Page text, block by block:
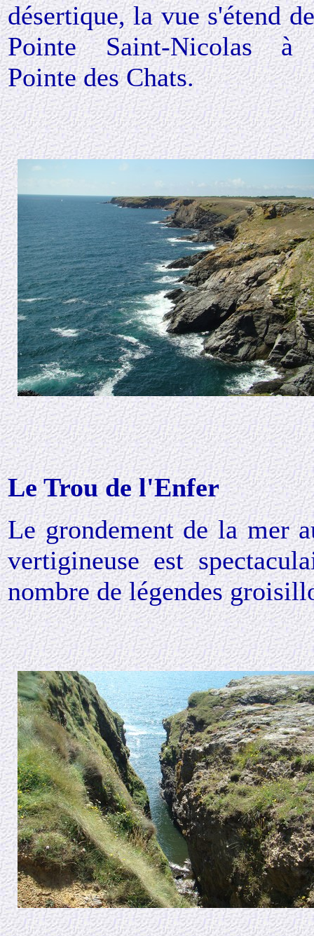
désertique, la vue s'étend
Pointe Saint-Nicolas
Pointe des Chats.
Le Trou de l'Enfer
Le grondement de la mer
vertigineuse est
nombre de légendes